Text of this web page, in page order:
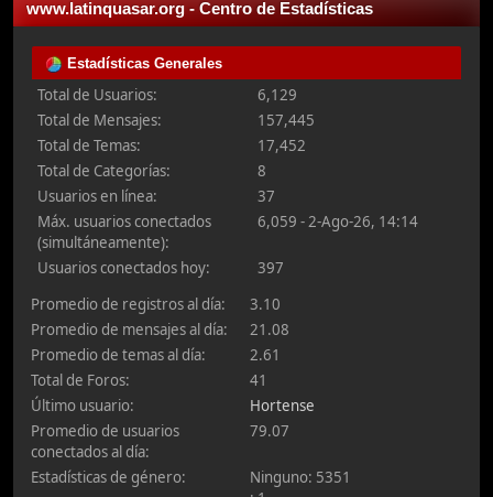
www.latinquasar.org - Centro de Estadísticas
Estadísticas Generales
Total de Usuarios:
6,129
Total de Mensajes:
157,445
Total de Temas:
17,452
Total de Categorías:
8
Usuarios en línea:
37
Máx. usuarios conectados
(simultáneamente):
6,059 - 2-Ago-26, 14:14
Usuarios conectados hoy:
397
Promedio de registros al día:
3.10
Promedio de mensajes al día:
21.08
Promedio de temas al día:
2.61
Total de Foros:
41
Último usuario:
Hortense
Promedio de usuarios
conectados al día:
79.07
Estadísticas de género:
Ninguno: 5351